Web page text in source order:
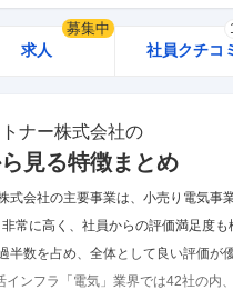
求人
募集中
社員クチコ
ナー株式会社の
見る特徴まとめ
式会社の主要事業は、小売り電気事
常に高く、社員からの評価満足度も
半数を占め、全体として良い評価が優
インフラ「電気」業界では42社の内